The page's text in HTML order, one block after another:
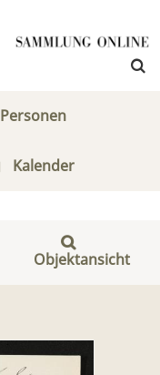
Personen
Kalender
Objektansicht